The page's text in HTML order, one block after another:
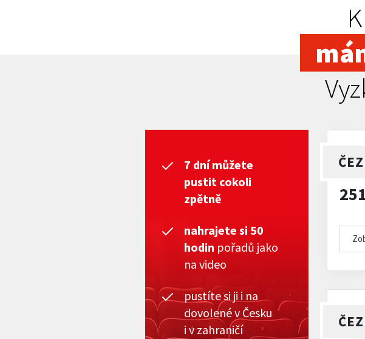
7 dní můžete
pustit cokoli
zpětně
nahrajete si 50
hodin pořadů jako
na video
pustíte si ji i na
dovolené v Česku
i v zahraničí